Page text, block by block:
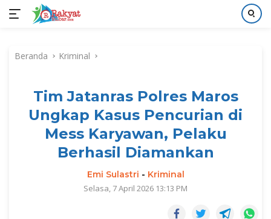
kontenBeranda Kriminal
Tim Jatanras Polres Maros
Ungkap Kasus Pencurian di
Mess Karyawan, Pelaku
Berhasil Diamankan
Emi Sulastri - Kriminal
Selasa, 7 April 2026 13:13 PM